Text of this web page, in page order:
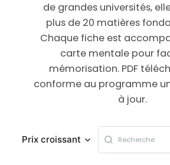
de grandes universités,
plus de 20 matières
Chaque fiche est
carte mentale pour
mémorisation. PDF
conforme au programme
à jour.
Prix croissant